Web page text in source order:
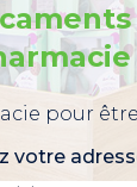
pour
votre